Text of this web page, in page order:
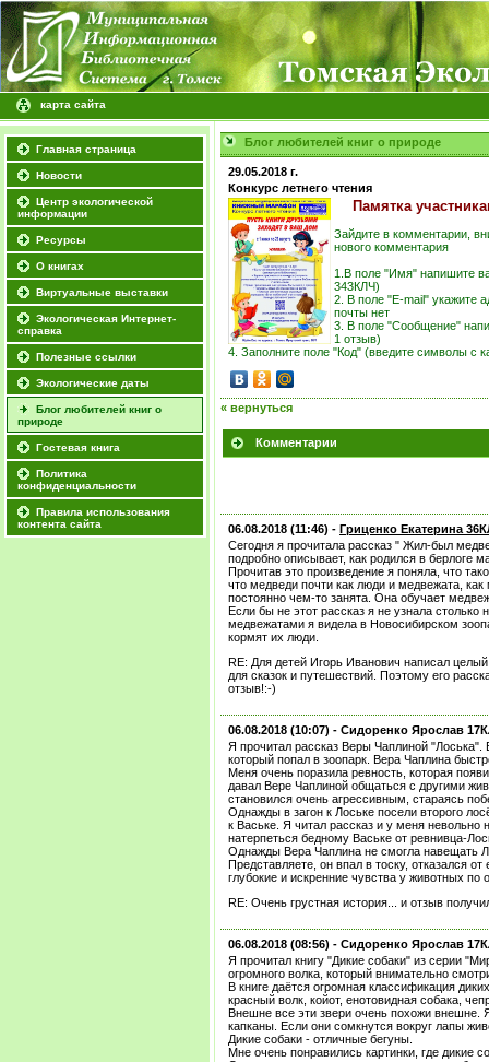
карта сайта
Главная страница
Новости
Центр экологической
информации
Ресурсы
О книгах
Виртуальные выставки
Экологическая Интернет-
справка
Полезные ссылки
Экологические даты
Блог любителей книг о
природе
Гостевая книга
Политика
конфиденциальности
Правила использования
контента сайта
Блог любителей книг о природе
29.05.2018 г.
Конкурс летнего чтения
Памятка
Зайдите в комментарии,
нового комментария
1.В поле "Имя" напишите
343КЛЧ)
2. В поле "E-mail" укажите
почты нет
3. В поле "Сообщение"
1 отзыв)
4. Заполните поле "Код" (введите символы с
« вернуться
Комментарии
06.08.2018 (11:46) - Гриценко Екатерина
Сегодня я прочитала рассказ " Жил-был
подробно описывает, как родился в берлоге
Прочитав это произведение я поняла, что
что медведи почти как люди и медвежата,
постоянно чем-то занята. Она обучает
Если бы не этот рассказ я не узнала
медвежатами я видела в Новосибирском
кормят их люди.
RE: Для детей Игорь Иванович написал
для сказок и путешествий. Поэтому его
отзыв!:-)
06.08.2018 (10:07) - Сидоренко Ярослав
Я прочитал рассказ Веры Чаплиной
который попал в зоопарк. Вера Чаплина
Меня очень поразила ревность, которая
давал Вере Чаплиной общаться с другими
становился очень агрессивным, стараясь
Однажды в загон к Лоське посели второго
к Ваське. Я читал рассказ и у меня невольно
натерпеться бедному Ваське от ревнивца-
Однажды Вера Чаплина не смогла навещать
Представляете, он впал в тоску, отказался
глубокие и искренние чувства у животных
RE: Очень грустная история... и отзыв
06.08.2018 (08:56) - Сидоренко Ярослав
Я прочитал книгу "Дикие собаки" из серии
огромного волка, который внимательно
В книге даётся огромная классификация
красный волк, койот, енотовидная собака,
Внешне все эти звери очень похожи внешне.
капканы. Если они сомкнутся вокруг лапы
Дикие собаки - отличные бегуны.
Мне очень понравились картинки, где дикие